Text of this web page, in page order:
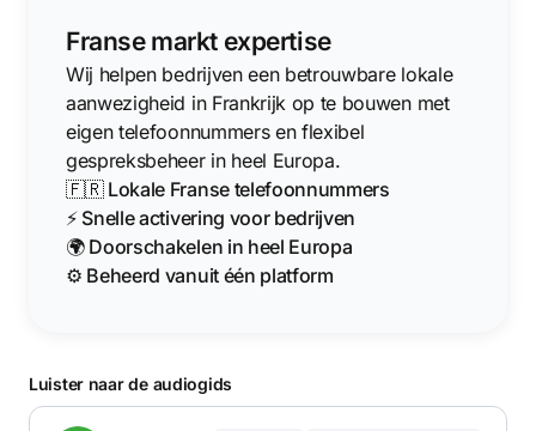
Franse markt expertise
Wij helpen bedrijven een betrouwbare lokale
aanwezigheid in Frankrijk op te bouwen met
eigen telefoonnummers en flexibel
gespreksbeheer in heel Europa.
🇫🇷 Lokale Franse telefoonnummers
⚡ Snelle activering voor bedrijven
🌍 Doorschakelen in heel Europa
⚙️ Beheerd vanuit één platform
Luister naar de audiogids